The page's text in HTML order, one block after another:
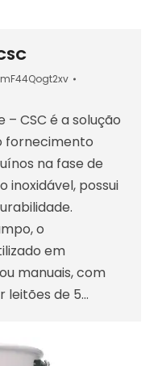
CSC é a solução
fornecimento
na fase de
inoxidável, possui
o
em
manuais, com
leitões de 5…